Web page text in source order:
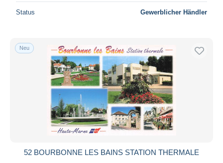
Status Gewerblicher Händler
Neu
52 BOURBONNE LES BAINS STATION THERMALE